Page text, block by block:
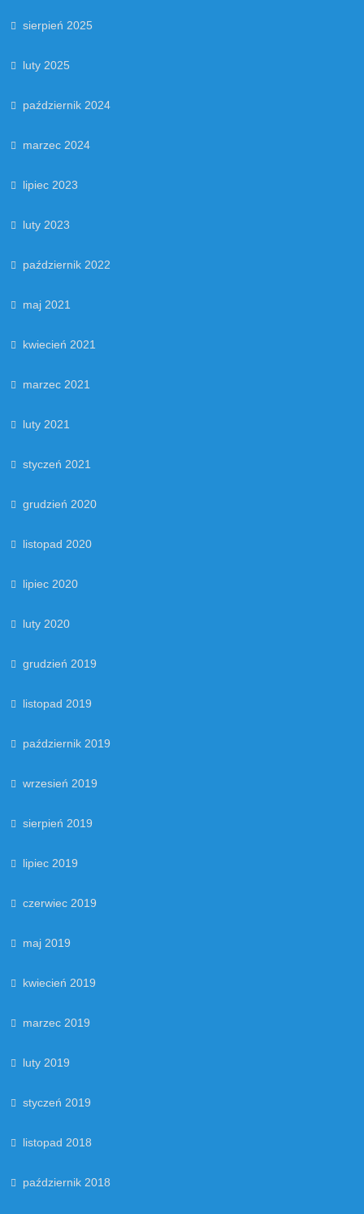
sierpień 2025
luty 2025
październik 2024
marzec 2024
lipiec 2023
luty 2023
październik 2022
maj 2021
kwiecień 2021
marzec 2021
luty 2021
styczeń 2021
grudzień 2020
listopad 2020
lipiec 2020
luty 2020
grudzień 2019
listopad 2019
październik 2019
wrzesień 2019
sierpień 2019
lipiec 2019
czerwiec 2019
maj 2019
kwiecień 2019
marzec 2019
luty 2019
styczeń 2019
listopad 2018
październik 2018